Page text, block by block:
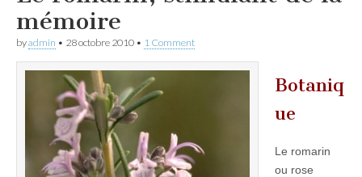
mémoire
byadmin • 28 octobre 2010 • 1 Comment
Botaniq
ue
Le romarin
ou rose